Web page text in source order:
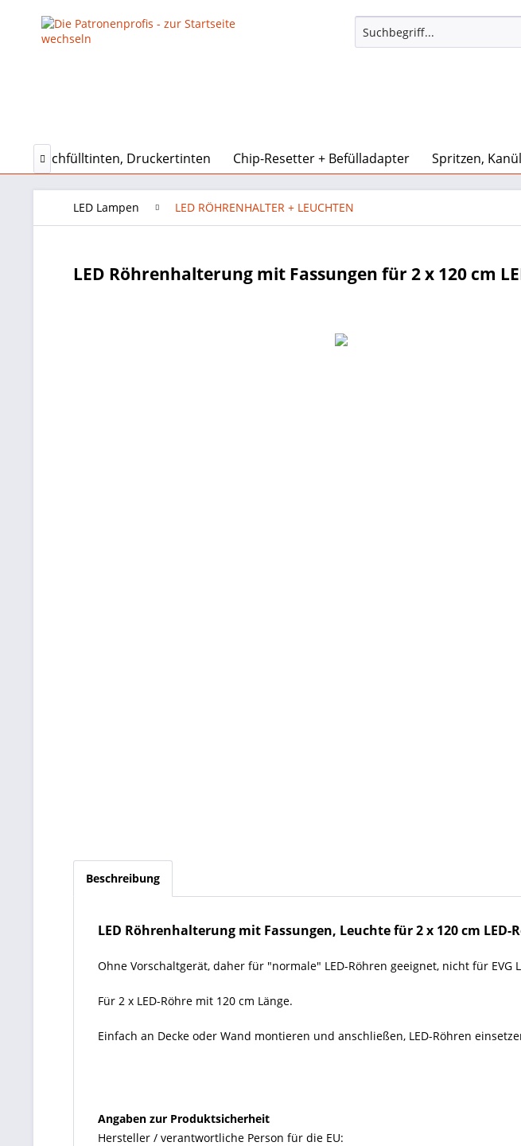
Nachfülltinten, Druckertinten Chip-Resetter + Befülladapter Spritzen,

LED Lampen LED RÖHRENHALTER + LEUCHTEN
LED Röhrenhalterung mit Fassungen für 2 x 120 cm
Beschreibung
LED Röhrenhalterung mit Fassungen, Leuchte für 2 x 120 cm LED-
Ohne Vorschaltgerät, daher für "normale" LED-Röhren geeignet, nicht für EVG
Für 2 x LED-Röhre mit 120 cm Länge.
Einfach an Decke oder Wand montieren und anschließen, LED-Röhren
Angaben zur Produktsicherheit
Hersteller / verantwortliche Person für die EU: